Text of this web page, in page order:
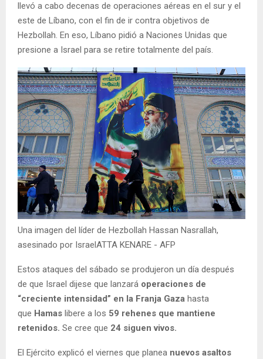
llevó a cabo decenas de operaciones aéreas en el sur y el
este de Líbano, con el fin de ir contra objetivos de
Hezbollah. En eso, Líbano pidió a Naciones Unidas que
presione a Israel para se retire totalmente del país.
Una imagen del líder de Hezbollah Hassan Nasrallah,
asesinado por IsraelATTA KENARE - AFP
Estos ataques del sábado se produjeron un día después
de que Israel dijese que lanzará operaciones de
“creciente intensidad” en la Franja Gaza hasta
que Hamas libere a los 59 rehenes que mantiene
retenidos. Se cree que 24 siguen vivos.
El Ejército explicó el viernes que planea nuevos asaltos